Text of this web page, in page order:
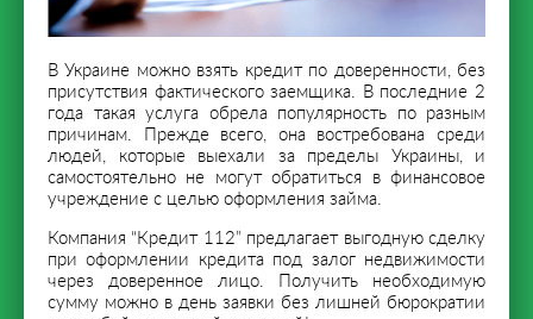
В Украине можно взять кредит по доверенности, без
присутствия фактического заемщика. В последние 2
года такая услуга обрела популярность по разным
причинам. Прежде всего, она востребована среди
людей, которые выехали за пределы Украины, и
самостоятельно не могут обратиться в финансовое
учреждение с целью оформления займа.
Компания “Кредит 112” предлагает выгодную сделку
при оформлении кредита под залог недвижимости
через доверенное лицо. Получить необходимую
сумму можно в день заявки без лишней бюрократии